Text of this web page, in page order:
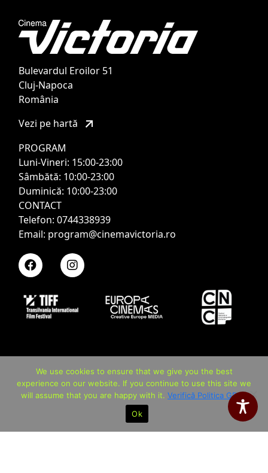
Bulevardul Eroilor 51
Cluj-Napoca
România
Vezi pe hartă
PROGRAM
Luni-Vineri: 15:00-23:00
Sâmbătă: 10:00-23:00
Duminică: 10:00-23:00
CONTACT
Telefon: 0744338939
Email: program@cinemavictoria.ro
We use cookies to ensure that we give you the best
experience on our website. If you continue to use this site we
will assume that you are happy with it. Verifică Politica GDPR
Ok